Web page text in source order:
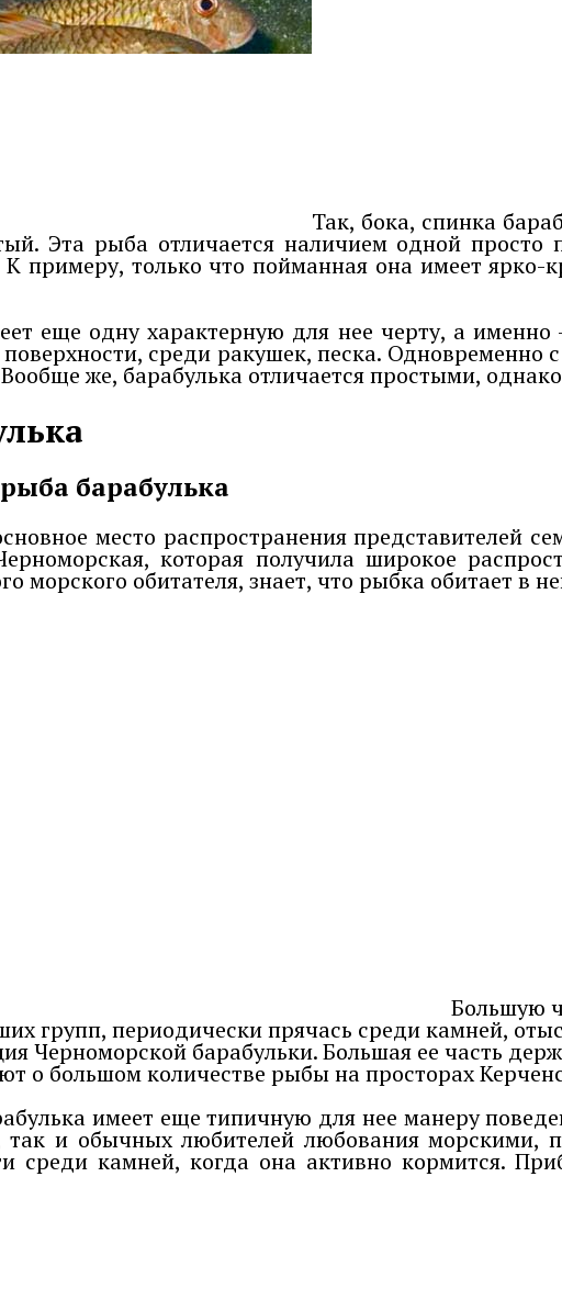
Так, бока, спинка
Эта рыба отличается наличием одной просто
К примеру, только что пойманная она имеет
еще одну характерную для нее черту, а
среди ракушек, песка. Одновременно
Вообще же, барабулька отличается простыми,
барабулька
место распространения представителей
которая получила широкое
морского обитателя, знает, что рыбка обитает в
Большую
групп, периодически прячась среди камней,
Черноморской барабульки. Большая ее часть
о большом количестве рыбы на просторах
имеет еще типичную для нее манеру
и обычных любителей любования морскими,
среди камней, когда она активно кормится.